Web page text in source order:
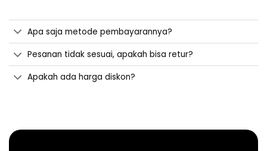
Apa saja metode pembayarannya?
Pesanan tidak sesuai, apakah bisa retur?
Apakah ada harga diskon?